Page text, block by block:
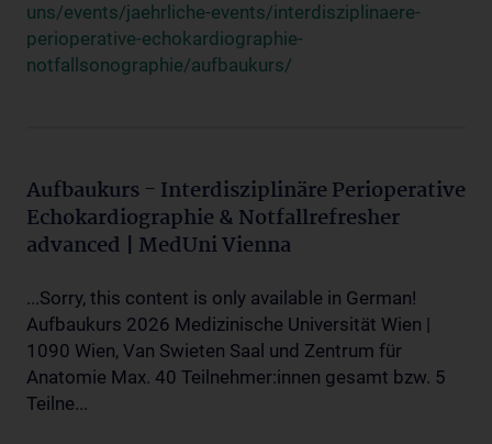
uns/events/jaehrliche-events/interdisziplinaere-
perioperative-echokardiographie-
notfallsonographie/aufbaukurs/
Aufbaukurs - Interdisziplinäre Perioperative
Echokardiographie & Notfallrefresher
advanced | MedUni Vienna
...Sorry, this content is only available in German!
Aufbaukurs 2026 Medizinische Universität Wien |
1090 Wien, Van Swieten Saal und Zentrum für
Anatomie Max. 40 Teilnehmer:innen gesamt bzw. 5
Teilne...